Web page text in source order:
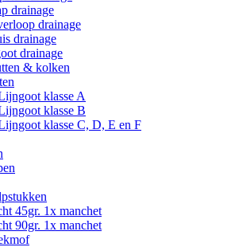
drainage
drainage
drainage
drainage
& kolken
klasse A
klasse B
klasse C, D, E en F
45gr. 1x manchet
90gr. 1x manchet